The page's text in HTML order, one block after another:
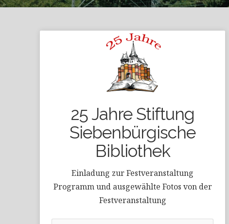
25 Jahre Stiftung
Siebenbürgische
Bibliothek
Einladung zur Festveranstaltung
Programm und ausgewählte Fotos von der
Festveranstaltung